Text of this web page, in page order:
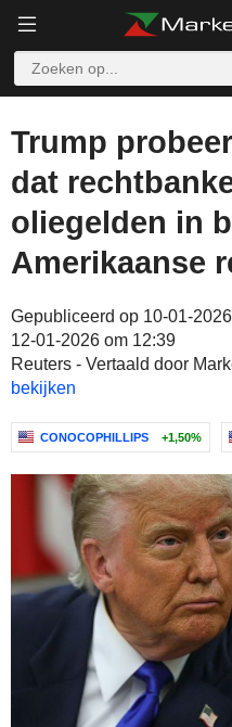
Trump
dat
oliegelden in
Amerikaanse
Gepubliceerd op 10-01-
12-01-2026 om 12:39
Reuters - Vertaald door
bekijken
CONOCOPHILLIPS +1,50%